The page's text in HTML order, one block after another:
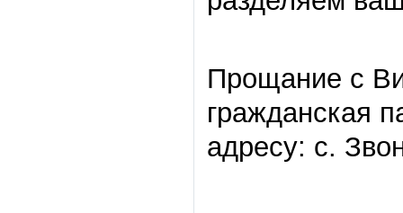
Прощание с
гражданская
адресу: с.